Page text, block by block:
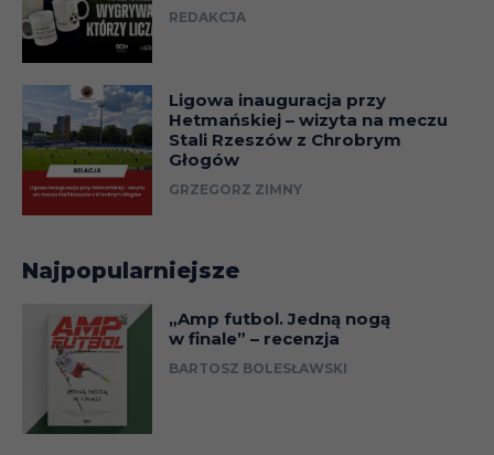
REDAKCJA
Ligowa inauguracja przy
Hetmańskiej – wizyta na meczu
Stali Rzeszów z Chrobrym
Głogów
GRZEGORZ ZIMNY
Najpopularniejsze
„Amp futbol. Jedną nogą
w finale” – recenzja
BARTOSZ BOLESŁAWSKI